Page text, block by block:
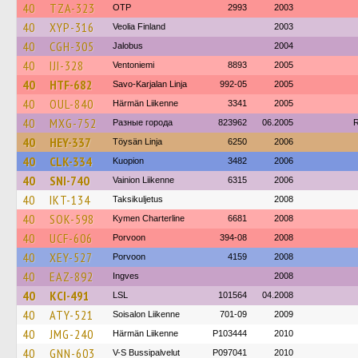
40 TZA-323 OTP 2993 2003
40 XYP-316 Veolia Finland 2003
40 CGH-305 Jalobus 2004
40 IJI-328 Ventoniemi 8893 2005
40 HTF-682 Savo-Karjalan Linja 992-05 2005
40 OUL-840 Härmän Liikenne 3341 2005
40 MXG-752 Разные города 823962 06.2005
40 HEY-337 Töysän Linja 6250 2006
40 CLK-334 Kuopion 3482 2006
40 SNI-740 Vainion Liikenne 6315 2006
40 IKT-134 Taksikuljetus 2008
40 SOK-598 Kymen Charterline 6681 2008
40 UCF-606 Porvoon 394-08 2008
40 XEY-527 Porvoon 4159 2008
40 EAZ-892 Ingves 2008
40 KCI-491 LSL 101564 04.2008
40 ATY-521 Soisalon Liikenne 701-09 2009
40 JMG-240 Härmän Liikenne P103444 2010
40 GNN-603 V-S Bussipalvelut P097041 2010